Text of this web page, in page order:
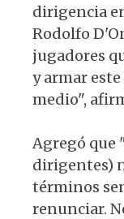
dirigencia
Rodolfo
jugadores
y armar
medio",
Agregó que
dirigentes)
términos
renunciar.